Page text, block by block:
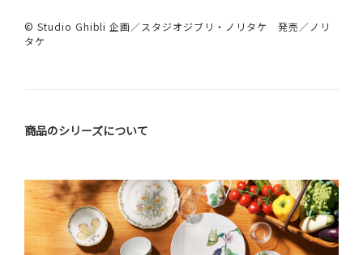
© Studio Ghibli 企画／スタジオジブリ・ノリタケ 発売／ノリ
タケ
商品のシリーズについて